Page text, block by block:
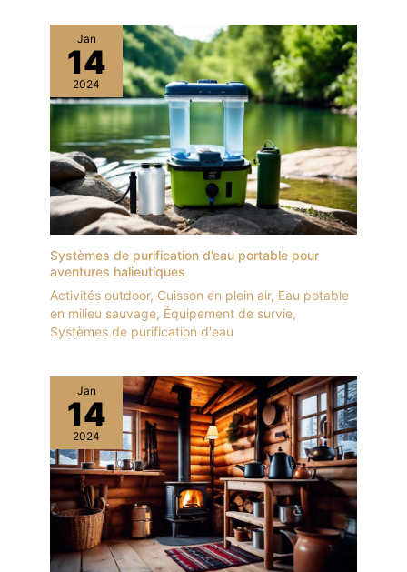
Jan
14
2024
Systèmes de purification d’eau portable pour
aventures halieutiques
Activités outdoor, Cuisson en plein air, Eau potable
en milieu sauvage, Équipement de survie,
Systèmes de purification d'eau
Jan
14
2024